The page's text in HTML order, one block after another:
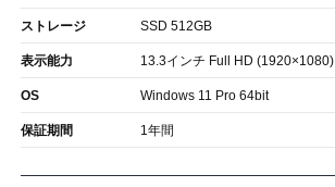
ストレージ SSD 512GB
表示能力 13.3インチ Full HD (1920×1080)
OS Windows 11 Pro 64bit
保証期間 1年間